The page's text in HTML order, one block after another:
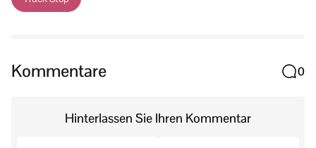
Kommentare 0
Hinterlassen Sie Ihren Kommentar